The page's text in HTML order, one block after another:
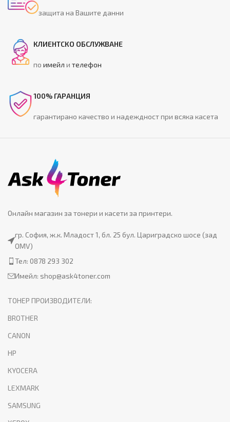
защита на Вашите данни
КЛИЕНТСКО ОБСЛУЖВАНЕ
поимейл ителефон
100% ГАРАНЦИЯ
гарантирано качество и надеждност при всяка касета
Онлайн магазин за тонери и касети за принтери.
гр. София, ж.к. Младост 1, бл. 25 бул. Цариградско шосе (зад
OMV)
Тел: 0878 293 302
Имейл: shop@ask4toner.com
ТОНЕР ПРОИЗВОДИТЕЛИ:
BROTHER
CANON
HP
KYOCERA
LEXMARK
SAMSUNG